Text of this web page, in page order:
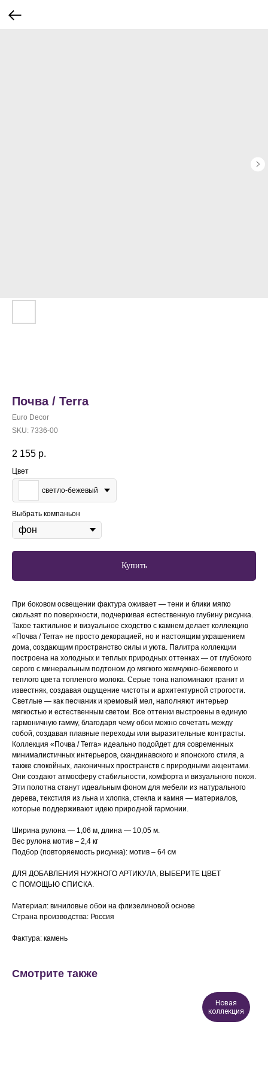
Почва / Terra
Euro Decor
SKU: 7336-00
2 155 р.
Цвет
светло-бежевый
Выбрать компаньон
Купить
При боковом освещении фактура оживает — тени и блики мягко
скользят по поверхности, подчеркивая естественную глубину рисунка.
Такое тактильное и визуальное сходство с камнем делает коллекцию
«Почва / Terra» не просто декорацией, но и настоящим украшением
дома, создающим пространство силы и уюта. Палитра коллекции
построена на холодных и теплых природных оттенках — от глубокого
серого с минеральным подтоном до мягкого жемчужно-бежевого и
теплого цвета топленого молока. Серые тона напоминают гранит и
известняк, создавая ощущение чистоты и архитектурной строгости.
Светлые — как песчаник и кремовый мел, наполняют интерьер
мягкостью и естественным светом. Все оттенки выстроены в единую
гармоничную гамму, благодаря чему обои можно сочетать между
собой, создавая плавные переходы или выразительные контрасты.
Коллекция «Почва / Terra» идеально подойдет для современных
минималистичных интерьеров, скандинавского и японского стиля, а
также спокойных, лаконичных пространств с природными акцентами.
Они создают атмосферу стабильности, комфорта и визуального покоя.
Эти полотна станут идеальным фоном для мебели из натурального
дерева, текстиля из льна и хлопка, стекла и камня — материалов,
которые поддерживают идею природной гармонии.
Ширина рулона — 1,06 м, длина — 10,05 м.
Вес рулона мотив – 2,4 кг
Подбор (повторяемость рисунка): мотив – 64 см
ДЛЯ ДОБАВЛЕНИЯ НУЖНОГО АРТИКУЛА, ВЫБЕРИТЕ ЦВЕТ
С ПОМОЩЬЮ СПИСКА.
Материал: виниловые обои на флизелиновой основе
Страна производства: Россия
Фактура: камень
Смотрите также
Новая
коллекция